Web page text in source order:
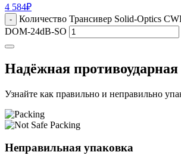
4 584₽
-
Количество Трансивер Solid-Optics
DOM-24dB-SO
Надёжная противоударная
Узнайте как правильно и неправильно
Неправильная упаковка